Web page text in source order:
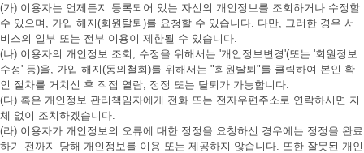
(가) 이용자는 언제든지 등록되어 있는 자신의 개인정보를 조회하거나 수정할
수 있으며, 가입 해지(회원탈퇴)를 요청할 수 있습니다. 다만, 그러한 경우 서
비스의 일부 또는 전부 이용이 제한될 수 있습니다.
(나) 이용자의 개인정보 조회, 수정을 위해서는 '개인정보변경'(또는 '회원정보
수정' 등)을, 가입 해지(동의철회)를 위해서는 "회원탈퇴"를 클릭하여 본인 확
인 절차를 거치신 후 직접 열람, 정정 또는 탈퇴가 가능합니다.
(다) 혹은 개인정보 관리책임자에게 전화 또는 전자우편주소로 연락하시면 지
체 없이 조치하겠습니다.
(라) 이용자가 개인정보의 오류에 대한 정정을 요청하신 경우에는 정정을 완료
하기 전까지 당해 개인정보를 이용 또는 제공하지 않습니다. 또한 잘못된 개인